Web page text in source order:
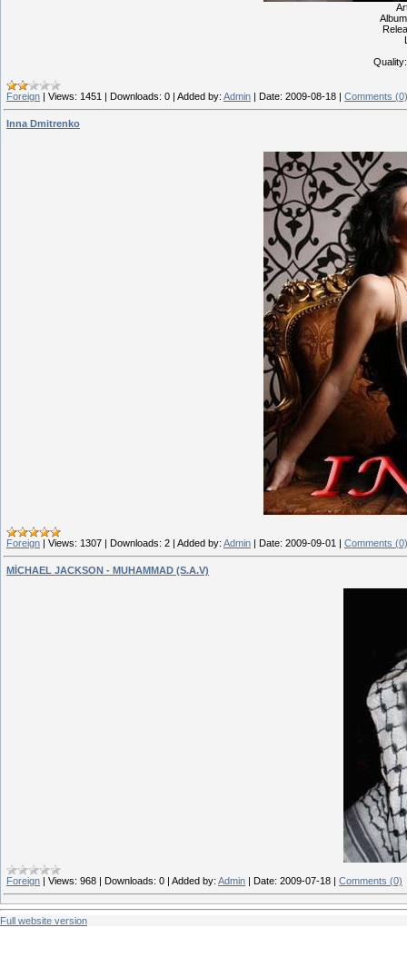
Foreign | Views: 1451 | Downloads: 0 | Added by: Admin | Date: 2009-08-18 | Comments (0)
Inna Dmitrenko
Foreign | Views: 1307 | Downloads: 2 | Added by: Admin | Date: 2009-09-01 | Comments (0)
MİCHAEL JACKSON - MUHAMMAD (S.A.V)
Foreign | Views: 968 | Downloads: 0 | Added by: Admin | Date: 2009-07-18 | Comments (0)
Full website version